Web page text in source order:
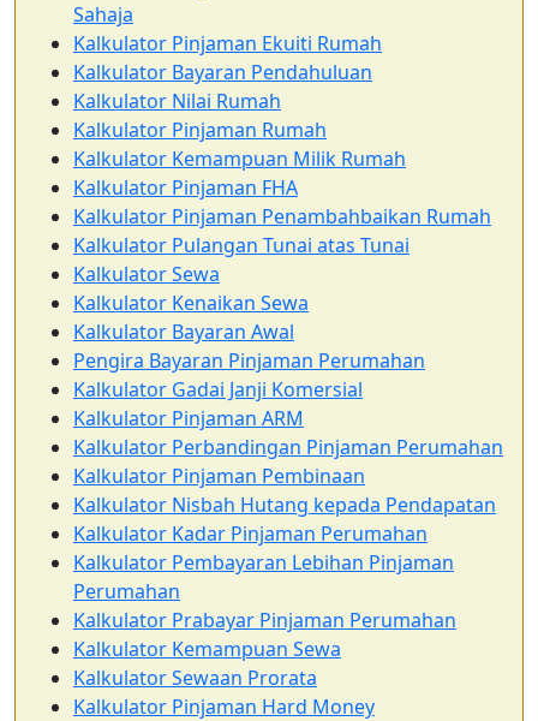
Sahaja
Kalkulator Pinjaman Ekuiti Rumah
Kalkulator Bayaran Pendahuluan
Kalkulator Nilai Rumah
Kalkulator Pinjaman Rumah
Kalkulator Kemampuan Milik Rumah
Kalkulator Pinjaman FHA
Kalkulator Pinjaman Penambahbaikan Rumah
Kalkulator Pulangan Tunai atas Tunai
Kalkulator Sewa
Kalkulator Kenaikan Sewa
Kalkulator Bayaran Awal
Pengira Bayaran Pinjaman Perumahan
Kalkulator Gadai Janji Komersial
Kalkulator Pinjaman ARM
Kalkulator Perbandingan Pinjaman Perumahan
Kalkulator Pinjaman Pembinaan
Kalkulator Nisbah Hutang kepada Pendapatan
Kalkulator Kadar Pinjaman Perumahan
Kalkulator Pembayaran Lebihan Pinjaman
Perumahan
Kalkulator Prabayar Pinjaman Perumahan
Kalkulator Kemampuan Sewa
Kalkulator Sewaan Prorata
Kalkulator Pinjaman Hard Money